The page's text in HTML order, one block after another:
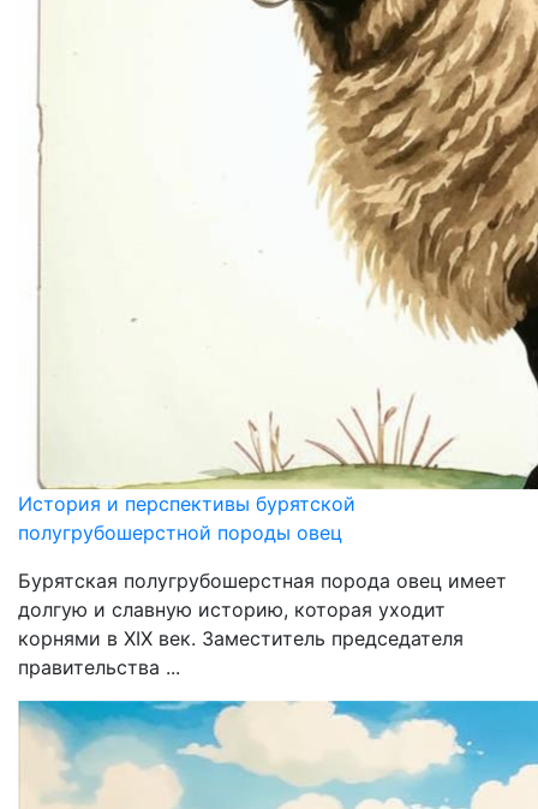
История и перспективы бурятской
полугрубошерстной породы овец
Бурятская полугрубошерстная порода овец имеет
долгую и славную историю, которая уходит
корнями в XIX век. Заместитель председателя
правительства ...